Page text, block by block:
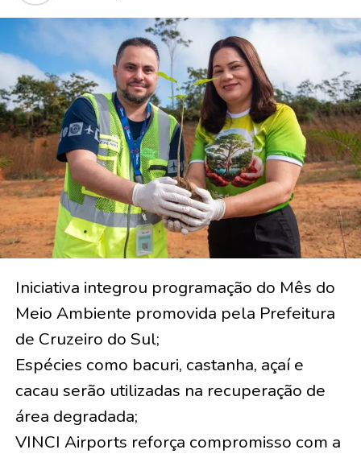
Iniciativa integrou programação do Mês do
Meio Ambiente promovida pela Prefeitura
de Cruzeiro do Sul;
Espécies como bacuri, castanha, açaí e
cacau serão utilizadas na recuperação de
área degradada;
VINCI Airports reforça compromisso com a